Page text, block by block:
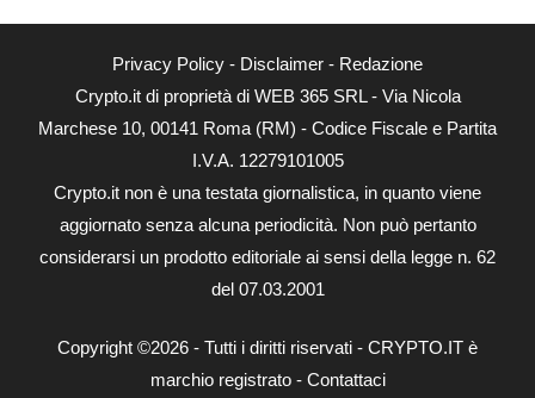
Privacy Policy - Disclaimer - Redazione
Crypto.it di proprietà di WEB 365 SRL - Via Nicola
Marchese 10, 00141 Roma (RM) - Codice Fiscale e Partita
I.V.A. 12279101005
Crypto.it non è una testata giornalistica, in quanto viene
aggiornato senza alcuna periodicità. Non può pertanto
considerarsi un prodotto editoriale ai sensi della legge n. 62
del 07.03.2001
Copyright ©2026 - Tutti i diritti riservati - CRYPTO.IT è
marchio registrato - Contattaci